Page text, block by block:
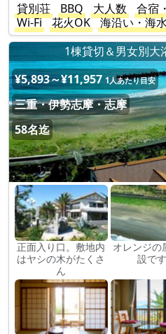
貸別荘
BBQ 大人数
合宿
Wi-Fi
花火OK
海沿い・海
1棟貸切＆男女別大
¥5,893～¥11,957 1人あたり目安
三重・伊勢志摩・志摩
58名迄
正面入り口。敷地内
はヤシの木がたくさ
ん
オレンジの
設です